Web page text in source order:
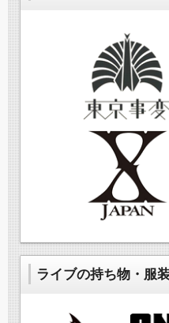
ライブの持ち物・服